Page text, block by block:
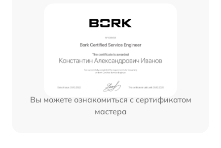
Вы можете ознакомиться с сертификатом
мастера